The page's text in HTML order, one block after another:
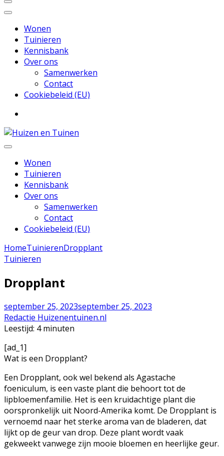
Wonen
Tuinieren
Kennisbank
Over ons
Samenwerken
Contact
Cookiebeleid (EU)
Huizen en Tuinen
Inspiratie voor wonen en tuinieren
Wonen
Tuinieren
Kennisbank
Over ons
Samenwerken
Contact
Cookiebeleid (EU)
HomeTuinierenDropplant
Tuinieren
Dropplant
september 25, 2023september 25, 2023
Redactie Huizenentuinen.nl
Leestijd: 4 minuten
[ad_1]
Wat is een Dropplant?
Een Dropplant, ook wel bekend als Agastache
foeniculum, is een vaste plant die behoort tot de
lipbloemenfamilie. Het is een kruidachtige plant die
oorspronkelijk uit Noord-Amerika komt. De Dropplant is
vernoemd naar het sterke aroma van de bladeren, dat
lijkt op de geur van drop. Deze plant wordt vaak
gekweekt vanwege zijn mooie bloemen en heerlijke geur.